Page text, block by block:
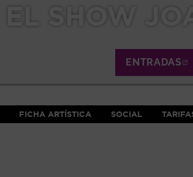
EL SHOW
ENTRADAS
FICHA ARTÍSTICA SOCIAL